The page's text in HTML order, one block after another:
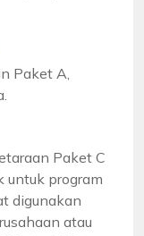
Paket A,
Paket C
untuk program
digunakan
atau